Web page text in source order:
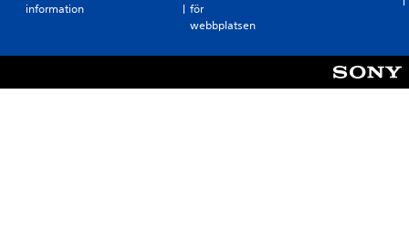
information
för
webbplatsen